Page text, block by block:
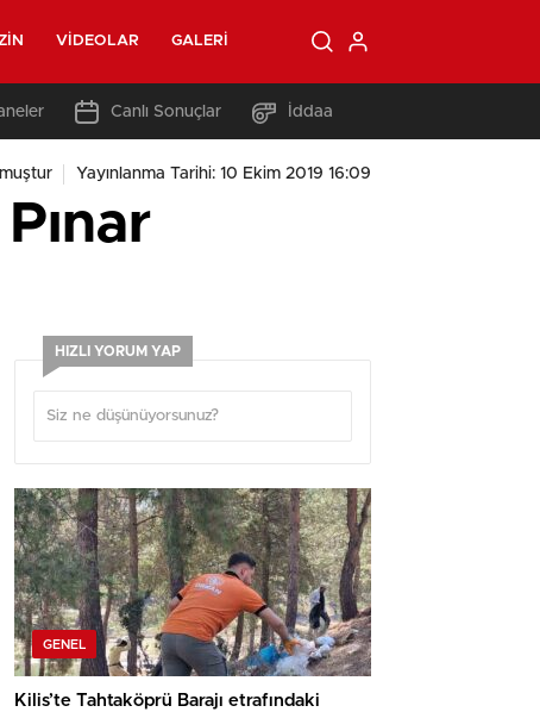
VIDEOLAR GALERI
Canlı Sonuçlar İddaa
Yayınlanma Tarihi: 10 Ekim 2019 16:09
HIZLI YORUM YAP
GENEL
Kilis’te Tahtaköprü Barajı etrafındaki